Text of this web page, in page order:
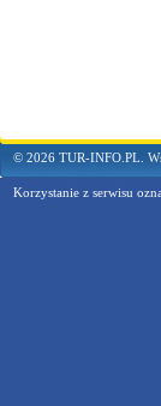
© 2026 TUR-INFO.PL.
Korzystanie z serwisu